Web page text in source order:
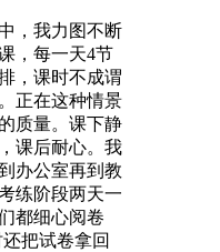
我力图不断
，每一天4节
，课时不成谓
正在这种情景
质量。课下静
课后耐心。我
办公室再到教
练阶段两天一
都细心阅卷
把试卷拿回